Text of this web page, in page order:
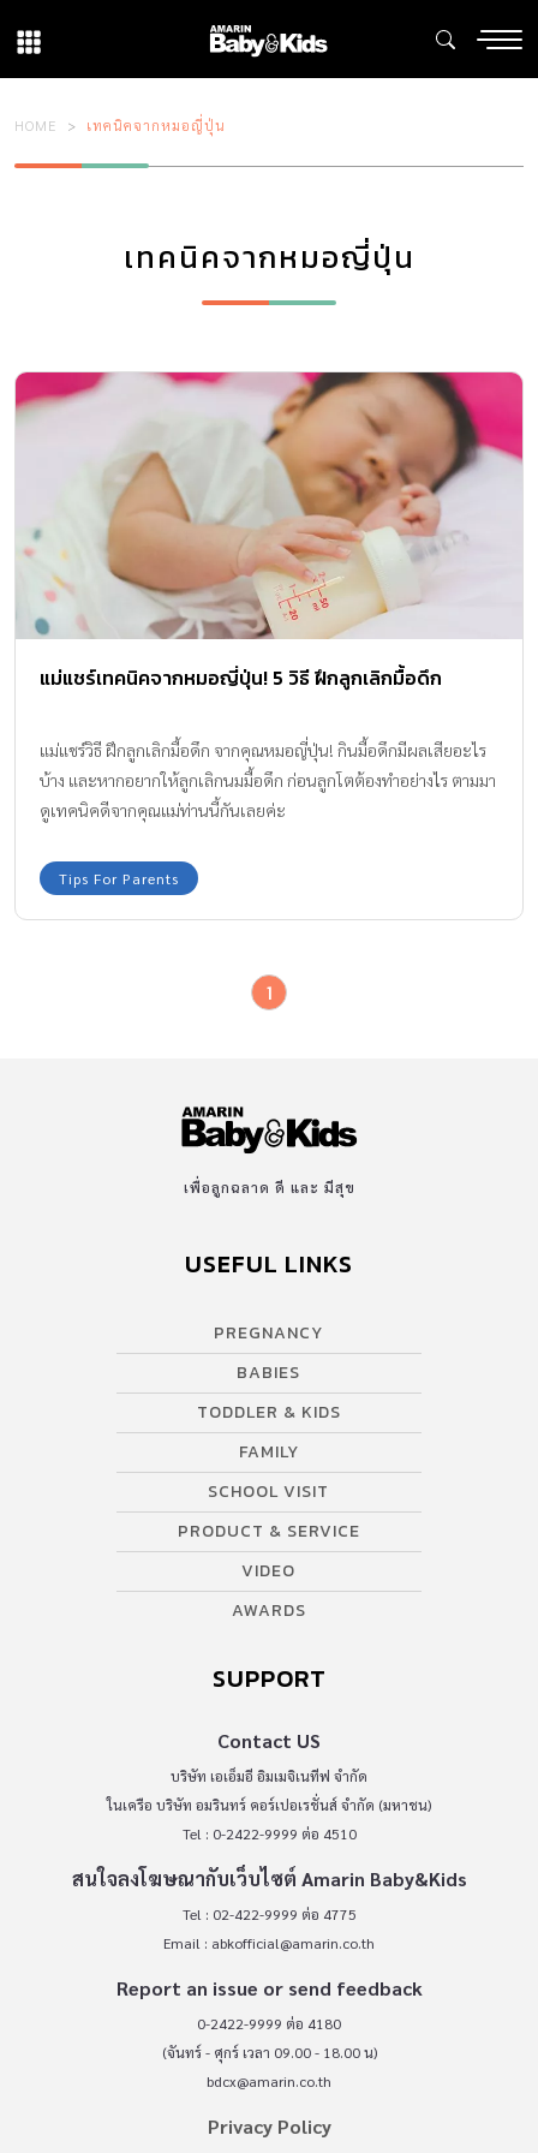
HOME เทคนิคจากหมอญี่ปุ่น
เทคนิคจากหมอญี่ปุ่น
แม่แชร์เทคนิคจากหมอญี่ปุ่น! 5 วิธี ฝึกลูกเลิกมื้อดึก
แม่แชร์วิธี ฝึกลูกเลิกมื้อดึก จากคุณหมอญี่ปุ่น! กินมื้อดึกมีผลเสียอะไร
บ้าง และหากอยากให้ลูกเลิกนมมื้อดึก ก่อนลูกโตต้องทำอย่างไร ตามมา
ดูเทคนิคดีจากคุณแม่ท่านนี้กันเลยค่ะ
Tips For Parents
1
เพื่อลูกฉลาด ดี และ มีสุข
USEFUL LINKS
PREGNANCY
BABIES
TODDLER & KIDS
FAMILY
SCHOOL VISIT
PRODUCT & SERVICE
VIDEO
AWARDS
SUPPORT
Contact US
บริษัท เอเอ็มอี อิมเมจิเนทีฟ จำกัด
ในเครือ บริษัท อมรินทร์ คอร์เปอเรชั่นส์ จำกัด (มหาชน)
Tel : 0-2422-9999 ต่อ 4510
สนใจลงโฆษณากับเว็บไซต์ Amarin Baby&Kids
Tel : 02-422-9999 ต่อ 4775
Email : abkofficial@amarin.co.th
Report an issue or send feedback
0-2422-9999 ต่อ 4180
(จันทร์ - ศุกร์ เวลา 09.00 - 18.00 น)
bdcx@amarin.co.th
Privacy Policy